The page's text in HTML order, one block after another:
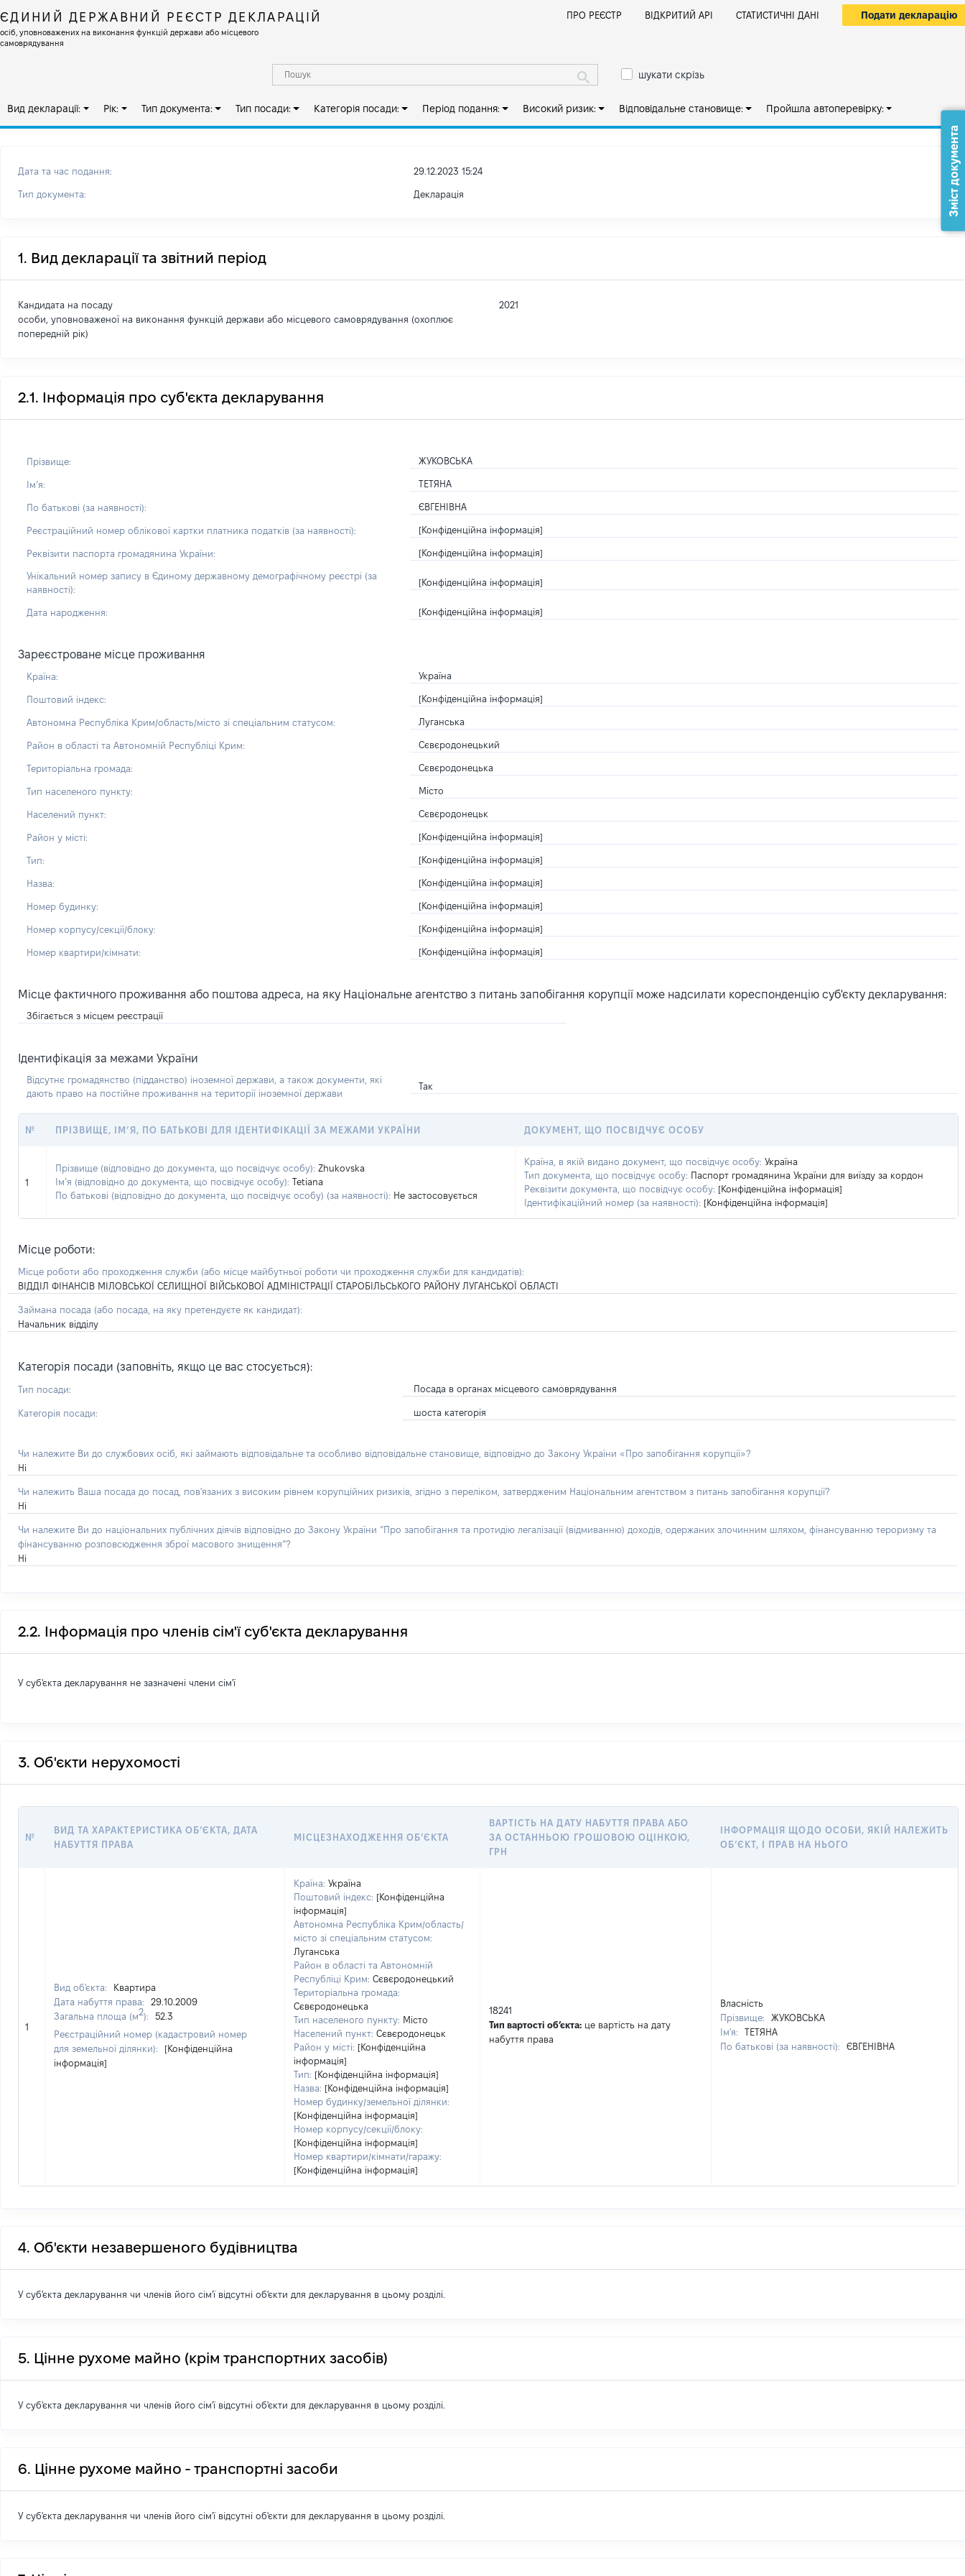
ЄДИНИЙ ДЕРЖАВНИЙ РЕЄСТР ДЕКЛАРАЦІЙ
осіб, уповноважених на виконання функцій держави або місцевого
самоврядування
ПРО РЕЄСТР ВІДКРИТИЙ АРІ СТАТИСТИЧНІ ДАНІ Подати декларацію
шукати скрізь
Вид декларації: Рік: Тип документа: Тип посади: Категорія посади: Період подання: Високий ризик: Відповідальне становище: Пройшла автоперевірку:
Дата та час подання: 29.12.2023 15:24
Тип документа: Декларація
1. Вид декларації та звітний період
Кандидата на посаду
особи, уповноваженої на виконання функцій держави або місцевого самоврядування (охоплює
попередній рік)
2021
2.1. Інформація про суб'єкта декларування
Прізвище: ЖУКОВСЬКА
Імʼя: ТЕТЯНА
По батькові (за наявності): ЄВГЕНІВНА
Реєстраційний номер облікової картки платника податків (за наявності): [Конфіденційна інформація]
Реквізити паспорта громадянина України: [Конфіденційна інформація]
Унікальний номер запису в Єдиному державному демографічному реєстрі (за
наявності):
[Конфіденційна інформація]
Дата народження: [Конфіденційна інформація]
Зареєстроване місце проживання
Країна: Україна
Поштовий індекс: [Конфіденційна інформація]
Автономна Республіка Крим/область/місто зі спеціальним статусом: Луганська
Район в області та Автономній Республіці Крим: Сєвєродонецький
Територіальна громада: Сєвєродонецька
Тип населеного пункту: Місто
Населений пункт: Сєвєродонецьк
Район у місті: [Конфіденційна інформація]
Тип: [Конфіденційна інформація]
Назва: [Конфіденційна інформація]
Номер будинку: [Конфіденційна інформація]
Номер корпусу/секції/блоку: [Конфіденційна інформація]
Номер квартири/кімнати: [Конфіденційна інформація]
Місце фактичного проживання або поштова адреса, на яку Національне агентство з питань запобігання корупції може надсилати кореспонденцію суб'єкту декларування:
Збігається з місцем реєстрації
Ідентифікація за межами України
Відсутнє громадянство (підданство) іноземної держави, а також документи, які
дають право на постійне проживання на території іноземної держави
Так
№ ПРІЗВИЩЕ, ІМ’Я, ПО БАТЬКОВІ ДЛЯ ІДЕНТИФІКАЦІЇ ЗА МЕЖАМИ УКРАЇНИ ДОКУМЕНТ, ЩО ПОСВІДЧУЄ ОСОБУ
1
Прізвище (відповідно до документа, що посвідчує особу): Zhukovska
Ім’я (відповідно до документа, що посвідчує особу): Tetiana
По батькові (відповідно до документа, що посвідчує особу) (за наявності): Не застосовується
Країна, в якій видано документ, що посвідчує особу: Україна
Тип документа, що посвідчує особу: Паспорт громадянина України для виїзду за кордон
Реквізити документа, що посвідчує особу: [Конфіденційна інформація]
Ідентифікаційний номер (за наявності): [Конфіденційна інформація]
Місце роботи:
Місце роботи або проходження служби (або місце майбутньої роботи чи проходження служби для кандидатів):
ВІДДІЛ ФІНАНСІВ МІЛОВСЬКОЇ СЕЛИЩНОЇ ВІЙСЬКОВОЇ АДМІНІСТРАЦІЇ СТАРОБІЛЬСЬКОГО РАЙОНУ ЛУГАНСЬКОЇ ОБЛАСТІ
Займана посада (або посада, на яку претендуєте як кандидат):
Начальник відділу
Категорія посади (заповніть, якщо це вас стосується):
Тип посади: Посада в органах місцевого самоврядування
Категорія посади: шоста категорія
Чи належите Ви до службових осіб, які займають відповідальне та особливо відповідальне становище, відповідно до Закону України «Про запобігання корупції»?
Ні
Чи належить Ваша посада до посад, пов'язаних з високим рівнем корупційних ризиків, згідно з переліком, затвердженим Національним агентством з питань запобігання корупції?
Ні
Чи належите Ви до національних публічних діячів відповідно до Закону України “Про запобігання та протидію легалізації (відмиванню) доходів, одержаних злочинним шляхом, фінансуванню тероризму та
фінансуванню розповсюдження зброї масового знищення”?
Ні
2.2. Інформація про членів сім'ї суб'єкта декларування
У суб'єкта декларування не зазначені члени сім'ї
3. Об'єкти нерухомості
№
ВИД ТА ХАРАКТЕРИСТИКА ОБʼЄКТА, ДАТА
НАБУТТЯ ПРАВА
МІСЦЕЗНАХОДЖЕННЯ ОБʼЄКТА
ВАРТІСТЬ НА ДАТУ НАБУТТЯ ПРАВА АБО
ЗА ОСТАННЬОЮ ГРОШОВОЮ ОЦІНКОЮ,
ГРН
ІНФОРМАЦІЯ ЩОДО ОСОБИ, ЯКІЙ НАЛЕЖИТЬ
ОБ’ЄКТ, І ПРАВ НА НЬОГО
1
Вид об'єкта:
Квартира
Дата набуття права:
29.10.2009
Загальна площа (м2):
52.3
Реєстраційний номер (кадастровий номер
для земельної ділянки):
[Конфіденційна
інформація]
Країна: Україна
Поштовий індекс: [Конфіденційна
інформація]
Автономна Республіка Крим/область/
місто зі спеціальним статусом:
Луганська
Район в області та Автономній
Республіці Крим: Сєвєродонецький
Територіальна громада:
Сєвєродонецька
Тип населеного пункту: Місто
Населений пункт: Сєвєродонецьк
Район у місті: [Конфіденційна
інформація]
Тип: [Конфіденційна інформація]
Назва: [Конфіденційна інформація]
Номер будинку/земельної ділянки:
[Конфіденційна інформація]
Номер корпусу/секції/блоку:
[Конфіденційна інформація]
Номер квартири/кімнати/гаражу:
[Конфіденційна інформація]
18241
Тип вартості обʼєкта: це вартість на дату
набуття права
Власність
Прізвище:
ЖУКОВСЬКА
Ім'я:
ТЕТЯНА
По батькові (за наявності):
ЄВГЕНІВНА
4. Об'єкти незавершеного будівництва
У суб'єкта декларування чи членів його сім'ї відсутні об'єкти для декларування в цьому розділі.
5. Цінне рухоме майно (крім транспортних засобів)
У суб'єкта декларування чи членів його сім'ї відсутні об'єкти для декларування в цьому розділі.
6. Цінне рухоме майно - транспортні засоби
У суб'єкта декларування чи членів його сім'ї відсутні об'єкти для декларування в цьому розділі.
Зміст документа